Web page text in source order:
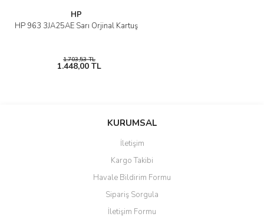
HP
HP 963 3JA25AE Sarı Orjinal Kartuş
1.703,53 TL
1.448,00 TL
KURUMSAL
İletişim
Kargo Takibi
Havale Bildirim Formu
Sipariş Sorgula
İletişim Formu